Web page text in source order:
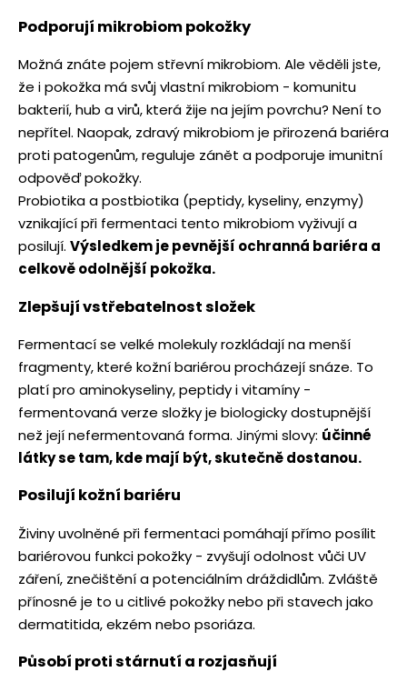
Podporují mikrobiom pokožky
Možná znáte pojem střevní mikrobiom. Ale věděli jste,
že i pokožka má svůj vlastní mikrobiom - komunitu
bakterií, hub a virů, která žije na jejím povrchu? Není to
nepřítel. Naopak, zdravý mikrobiom je přirozená bariéra
proti patogenům, reguluje zánět a podporuje imunitní
odpověď pokožky.
Probiotika a postbiotika (peptidy, kyseliny, enzymy)
vznikající při fermentaci tento mikrobiom vyživují a
posilují. Výsledkem je pevnější ochranná bariéra a
celkově odolnější pokožka.
Zlepšují vstřebatelnost složek
Fermentací se velké molekuly rozkládají na menší
fragmenty, které kožní bariérou procházejí snáze. To
platí pro aminokyseliny, peptidy i vitamíny -
fermentovaná verze složky je biologicky dostupnější
než její nefermentovaná forma. Jinými slovy: účinné
látky se tam, kde mají být, skutečně dostanou.
Posilují kožní bariéru
Živiny uvolněné při fermentaci pomáhají přímo posílit
bariérovou funkci pokožky - zvyšují odolnost vůči UV
záření, znečištění a potenciálním dráždidlům. Zvláště
přínosné je to u citlivé pokožky nebo při stavech jako
dermatitida, ekzém nebo psoriáza.
Působí proti stárnutí a rozjasňují